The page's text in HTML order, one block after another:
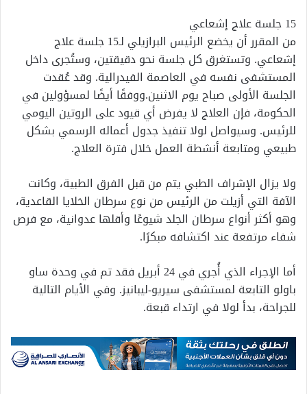
15 جلسة علاج إشعاعي
من المقرر أن يخضع الرئيس البرازيلي لـ15 جلسة علاج
إشعاعي. وتستغرق كل جلسة نحو دقيقتين، وستُجرى داخل
المستشفى نفسه في العاصمة الفيدرالية. وقد عُقدت
الجلسة الأولى صباح يوم الاثنين.ووفقًا أيضًا لمسؤولين في
الحكومة، فإن العلاج لا يفرض أي قيود على الروتين اليومي
للرئيس. وسيواصل لولا تنفيذ جدول أعماله الرسمي بشكل
طبيعي ومتابعة أنشطة العمل خلال فترة العلاج.
ولا يزال الإشراف الطبي يتم من قبل الفرق الطبية، وكانت
الآفة التي أزيلت من الرئيس من نوع سرطان الخلايا القاعدية،
وهو أكثر أنواع سرطان الجلد شيوعًا وأقلها عدوانية، مع فرص
شفاء مرتفعة عند اكتشافه مبكرًا.
أما الإجراء الذي أُجري في 24 أبريل فقد تم في وحدة ساو
باولو التابعة لمستشفى سيريو-ليبانيز. وفي الأيام التالية
للجراحة، بدأ لولا في ارتداء قبعة.